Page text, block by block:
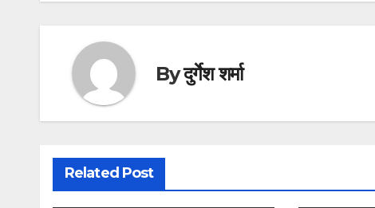
Byदुर्गेश शर्मा
Related Post